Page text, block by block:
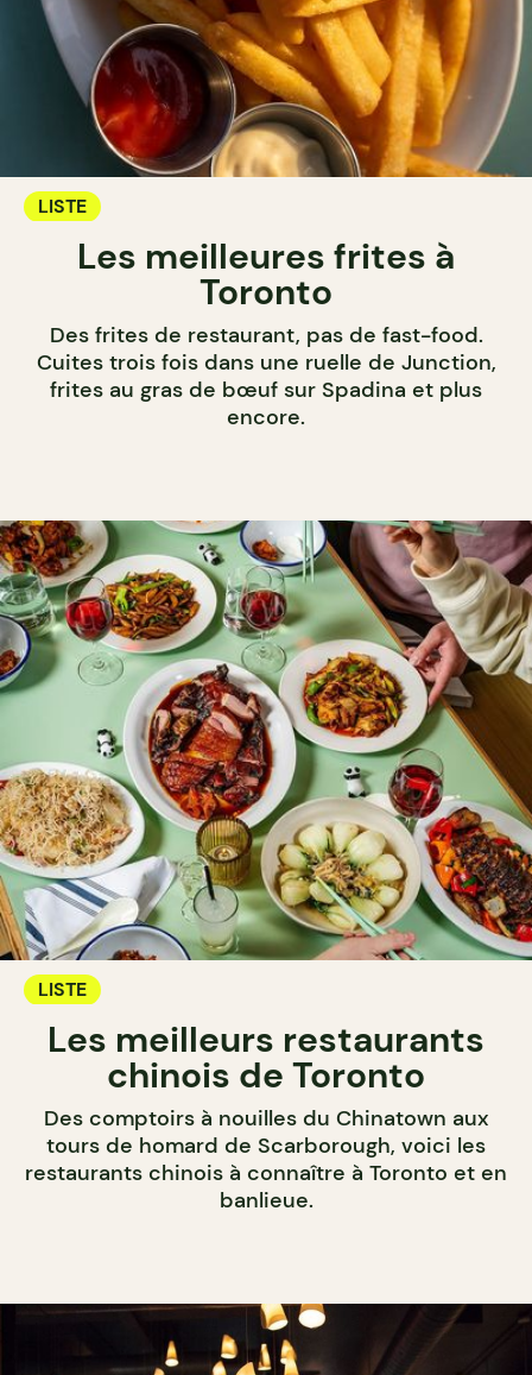
LISTE
Les meilleures frites à
Toronto
Des frites de restaurant, pas de fast-food.
Cuites trois fois dans une ruelle de Junction,
frites au gras de bœuf sur Spadina et plus
encore.
LISTE
Les meilleurs restaurants
chinois de Toronto
Des comptoirs à nouilles du Chinatown aux
tours de homard de Scarborough, voici les
restaurants chinois à connaître à Toronto et en
banlieue.